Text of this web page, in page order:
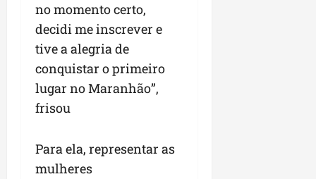
no momento certo,
decidi me inscrever e
tive a alegria de
conquistar o primeiro
lugar no Maranhão”,
frisou
Para ela, representar as
mulheres